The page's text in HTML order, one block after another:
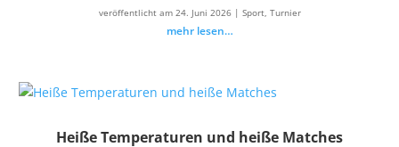
veröffentlicht am 24. Juni 2026| Sport, Turnier
mehr lesen…
Heiße Temperaturen und heiße Matches